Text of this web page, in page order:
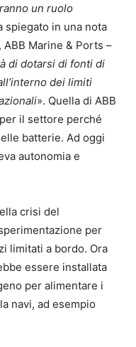
un ruolo
spiegato in una nota
Marine & Ports –
di dotarsi di fonti di
dei limiti
». Quella di ABB
il settore perché
batterie. Ad oggi
autonomia e
crisi del
per
limitati a bordo. Ora
essere installata
per alimentare i
navi, ad esempio